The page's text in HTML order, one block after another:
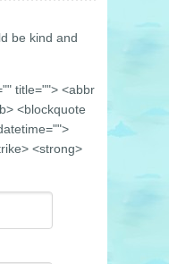
be kind and
title=""> <abbr
<blockquote
<strong>